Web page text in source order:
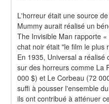
L'horreur était une source
Mummy aurait réalisé un
The Invisible Man rapporte
chat noir était "le film le plus
En 1935, Universal a
sur des horreurs comme La
000 $) et Le Corbeau (72
suffi à pousser l'ensemble
ils ont contribué à atténuer